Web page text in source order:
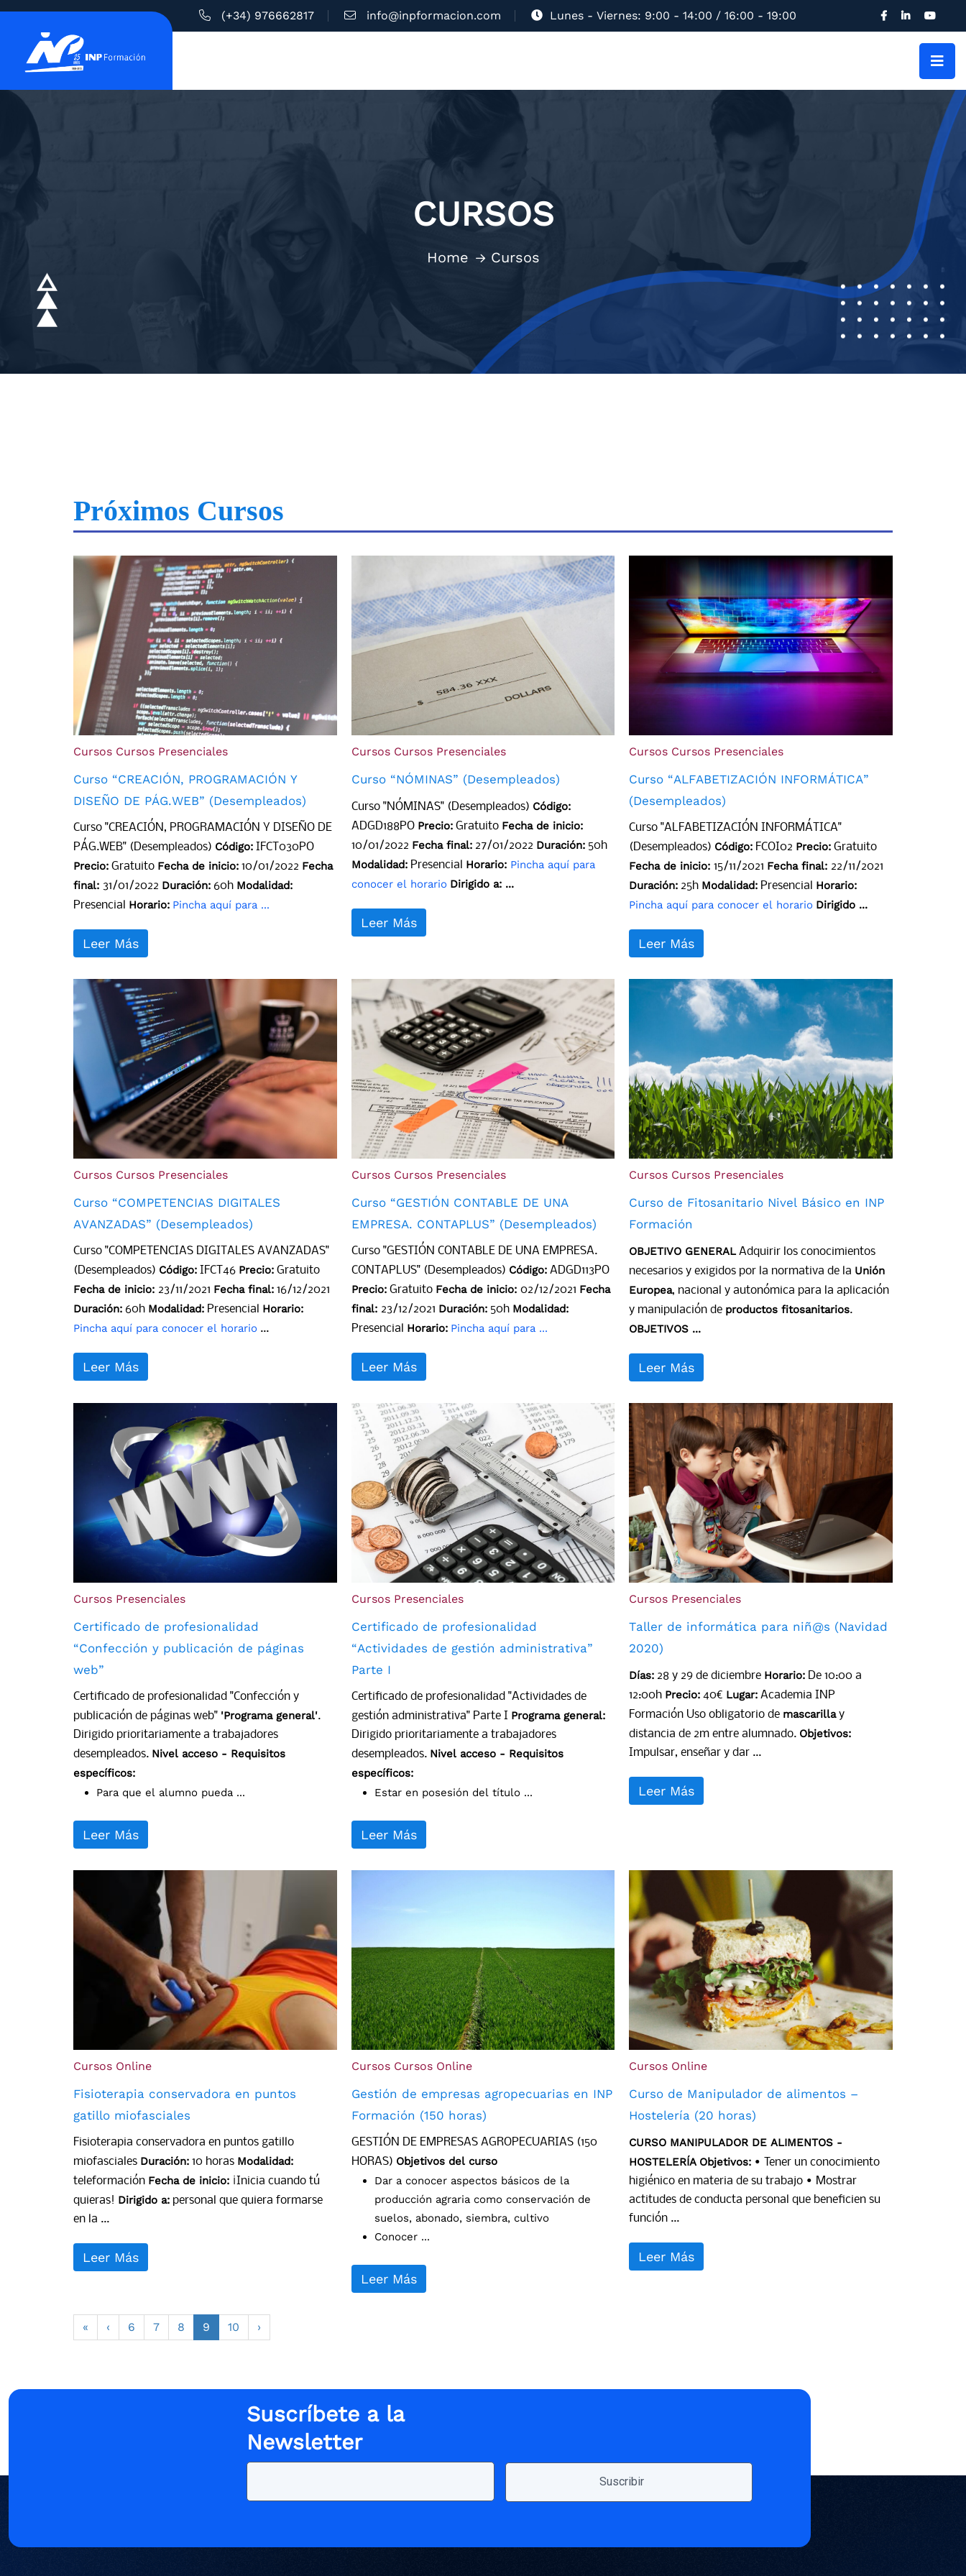
(+34) 976662817 info@inpformacion.com Lunes - Viernes: 9:00 - 14:00 / 16:00 - 19:00
CURSOS
Home Cursos
Próximos Cursos
Cursos Cursos Presenciales
Curso “CREACIÓN, PROGRAMACIÓN Y
DISEÑO DE PÁG.WEB” (Desempleados)
Curso "CREACIÓN, PROGRAMACIÓN Y DISEÑO DE
PÁG.WEB" (Desempleados) Código: IFCT030PO
Precio: Gratuito Fecha de inicio: 10/01/2022 Fecha
final: 31/01/2022 Duración: 60h Modalidad:
Presencial Horario: Pincha aquí para ...
Leer Más
Cursos Cursos Presenciales
Curso “NÓMINAS” (Desempleados)
Curso "NÓMINAS" (Desempleados) Código:
ADGD188PO Precio:Gratuito Fecha de inicio:
10/01/2022 Fecha final:27/01/2022 Duración:50h
Modalidad:Presencial Horario: Pincha aquí para
conocer el horario Dirigido a: ...
Leer Más
Cursos Cursos Presenciales
Curso “ALFABETIZACIÓN INFORMÁTICA”
(Desempleados)
Curso "ALFABETIZACIÓN INFORMÁTICA"
(Desempleados) Código: FCOI02 Precio: Gratuito
Fecha de inicio:15/11/2021 Fecha final: 22/11/2021
Duración: 25h Modalidad: Presencial Horario:
Pincha aquí para conocer el horario Dirigido ...
Leer Más
Cursos Cursos Presenciales
Curso “COMPETENCIAS DIGITALES
AVANZADAS” (Desempleados)
Curso "COMPETENCIAS DIGITALES AVANZADAS"
(Desempleados) Código: IFCT46 Precio: Gratuito
Fecha de inicio: 23/11/2021 Fecha final: 16/12/2021
Duración: 60h Modalidad: Presencial Horario:
Pincha aquí para conocer el horario ...
Leer Más
Cursos Cursos Presenciales
Curso “GESTIÓN CONTABLE DE UNA
EMPRESA. CONTAPLUS” (Desempleados)
Curso "GESTIÓN CONTABLE DE UNA EMPRESA.
CONTAPLUS" (Desempleados) Código:ADGD113PO
Precio:Gratuito Fecha de inicio: 02/12/2021 Fecha
final: 23/12/2021 Duración:50h Modalidad:
Presencial Horario: Pincha aquí para ...
Leer Más
Cursos Cursos Presenciales
Curso de Fitosanitario Nivel Básico en INP
Formación
OBJETIVO GENERALAdquirir los conocimientos
necesarios y exigidos por la normativa de la Unión
Europea, nacional y autonómica para la aplicación
y manipulación de productos fitosanitarios.
OBJETIVOS ...
Leer Más
Cursos Presenciales
Certificado de profesionalidad
“Confección y publicación de páginas
web”
Certificado de profesionalidad "Confección y
publicación de páginas web" 'Programa general'.
Dirigido prioritariamente a trabajadores
desempleados. Nivel acceso - Requisitos
específicos:
Para que el alumno pueda ...
Leer Más
Cursos Presenciales
Certificado de profesionalidad
“Actividades de gestión administrativa”
Parte I
Certificado de profesionalidad "Actividades de
gestión administrativa" Parte I Programa general:
Dirigido prioritariamente a trabajadores
desempleados. Nivel acceso - Requisitos
específicos:
Estar en posesión del título ...
Leer Más
Cursos Presenciales
Taller de informática para niñ@s (Navidad
2020)
Días: 28 y 29 de diciembre Horario: De 10:00 a
12:00h Precio: 40€ Lugar: Academia INP
Formación Uso obligatorio de mascarillay
distancia de 2m entre alumnado. Objetivos:
Impulsar, enseñar y dar ...
Leer Más
Cursos Online
Fisioterapia conservadora en puntos
gatillo miofasciales
Fisioterapia conservadora en puntos gatillo
miofasciales Duración: 10 horas Modalidad:
teleformación Fecha de inicio: ¡Inicia cuando tú
quieras! Dirigido a: personal que quiera formarse
en la ...
Leer Más
Cursos Cursos Online
Gestión de empresas agropecuarias en INP
Formación (150 horas)
GESTIÓN DE EMPRESAS AGROPECUARIAS (150
HORAS) Objetivos del curso
Dar a conocer aspectos básicos de la
producción agraria como conservación de
suelos, abonado, siembra, cultivo
Conocer ...
Leer Más
Cursos Online
Curso de Manipulador de alimentos –
Hostelería (20 horas)
CURSO MANIPULADOR DE ALIMENTOS -
HOSTELERÍA Objetivos: • Tener un conocimiento
higiénico en materia de su trabajo • Mostrar
actitudes de conducta personal que beneficien su
función ...
Leer Más
« ‹ 6 7 8 9 10 ›
Suscríbete a la
Newsletter